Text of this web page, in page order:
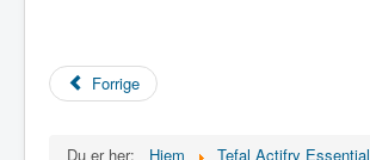
Forrige
Du er her: Hjem Tefal Actifry Essential